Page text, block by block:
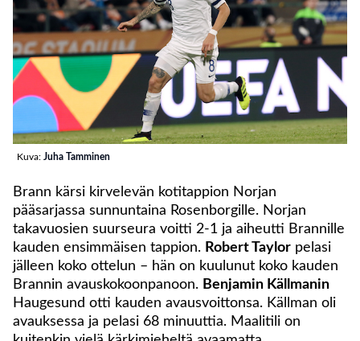
Kuva: Juha Tamminen
Brann kärsi kirvelevän kotitappion Norjan
pääsarjassa sunnuntaina Rosenborgille. Norjan
takavuosien suurseura voitti 2-1 ja aiheutti Brannille
kauden ensimmäisen tappion. Robert Taylor pelasi
jälleen koko ottelun – hän on kuulunut koko kauden
Brannin avauskokoonpanoon. Benjamin Källmanin
Haugesund otti kauden avausvoittonsa. Källman oli
avauksessa ja pelasi 68 minuuttia. Maalitili on